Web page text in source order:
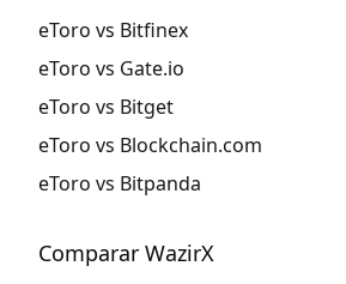
eToro vs Bitfinex
eToro vs Gate.io
eToro vs Bitget
eToro vs Blockchain.com
eToro vs Bitpanda
Comparar WazirX